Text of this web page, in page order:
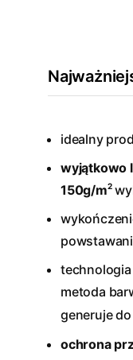
idealny
wyjątkowo
150g/m2
metoda
generuje do
ochrona